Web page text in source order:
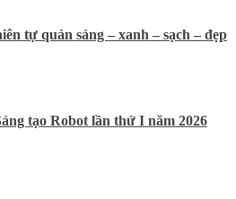
tự quản sáng – xanh – sạch – đẹp
tạo Robot lần thứ I năm 2026